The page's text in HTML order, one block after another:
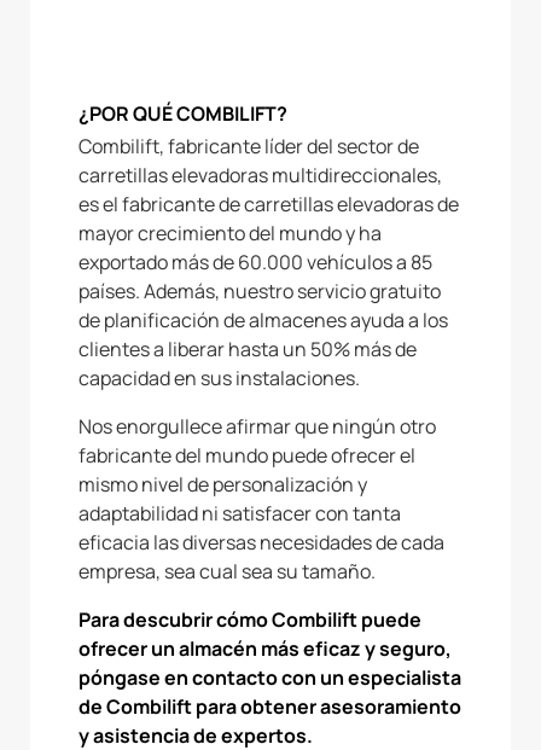
¿POR QUÉ COMBILIFT?
Combilift, fabricante líder del sector de
carretillas elevadoras multidireccionales,
es el fabricante de carretillas elevadoras de
mayor crecimiento del mundo y ha
exportado más de 60.000 vehículos a 85
países. Además, nuestro servicio gratuito
de planificación de almacenes ayuda a los
clientes a liberar hasta un 50% más de
capacidad en sus instalaciones.
Nos enorgullece afirmar que ningún otro
fabricante del mundo puede ofrecer el
mismo nivel de personalización y
adaptabilidad ni satisfacer con tanta
eficacia las diversas necesidades de cada
empresa, sea cual sea su tamaño.
Para descubrir cómo Combilift puede
ofrecer un almacén más eficaz y seguro,
póngase en contacto con un especialista
de Combilift para obtener asesoramiento
y asistencia de expertos.